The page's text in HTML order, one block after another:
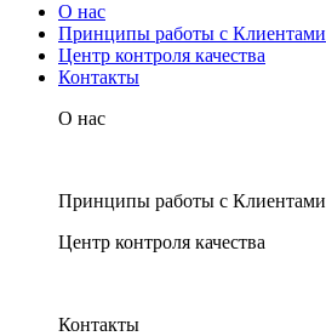
О нас
Принципы работы с Клиентами
Центр контроля качества
Контакты
О нас
Принципы работы с Клиентами
Центр контроля качества
Контакты